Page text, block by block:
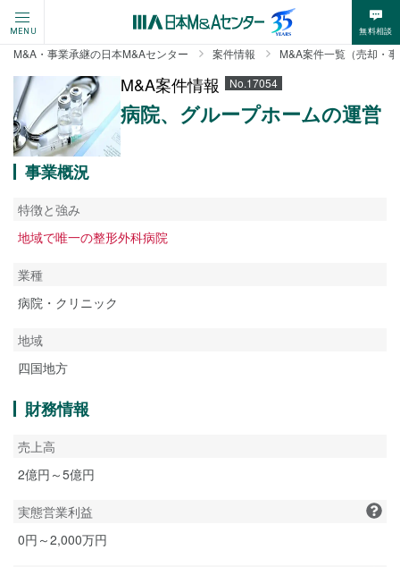
MENU 無料相談
M&A・事業承継の日本M&Aセンター 案件情報 M&A案件一覧（売却・
M&A案件情報 No.17054
病院、グループホームの運営
事業概況
特徴と強み
地域で唯一の整形外科病院
業種
病院・クリニック
地域
四国地方
財務情報
売上高
2億円～5億円
実態営業利益
0円～2,000万円